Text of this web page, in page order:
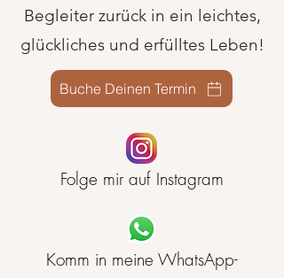
Begleiter zurück in ein leichtes,
glückliches und erfülltes Leben!
Buche Deinen Termin
Folge mir auf Instagram
Komm in meine WhatsApp-